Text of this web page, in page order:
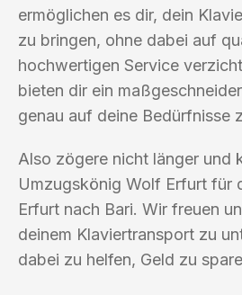
ermöglichen es dir, dein
zu bringen, ohne dabei auf
hochwertigen Service
bieten dir ein
genau auf deine Bedürfnisse
Also zögere nicht länger und
Umzugskönig Wolf Erfurt für
Erfurt nach Bari. Wir freuen
deinem Klaviertransport zu
dabei zu helfen, Geld zu